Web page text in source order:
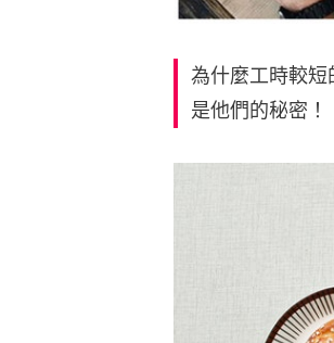
為什麼工時較
是他們的秘密！